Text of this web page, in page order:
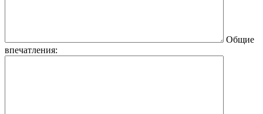
Общие
впечатления: